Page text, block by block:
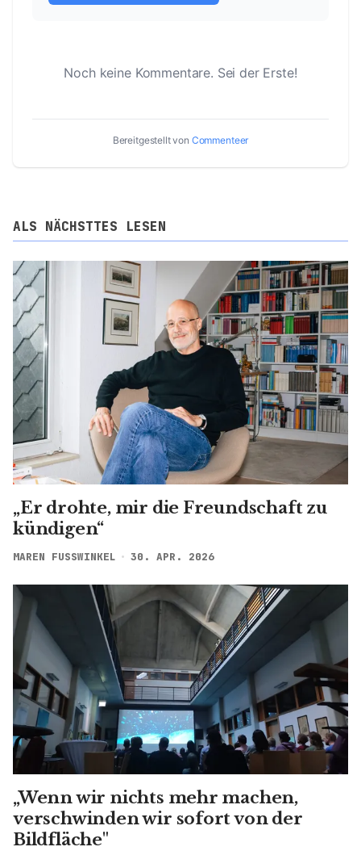
Noch keine Kommentare. Sei der Erste!
Bereitgestellt von Commenteer
ALS NÄCHSTTES LESEN
„Er drohte, mir die Freundschaft zu
kündigen“
MAREN FUSSWINKEL 30. APR. 2026
„Wenn wir nichts mehr machen,
verschwinden wir sofort von der
Bildfläche"